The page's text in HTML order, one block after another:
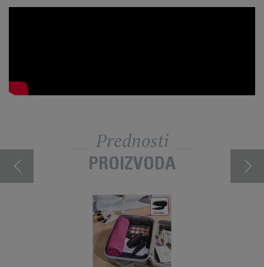
Prednosti
PROIZVODA